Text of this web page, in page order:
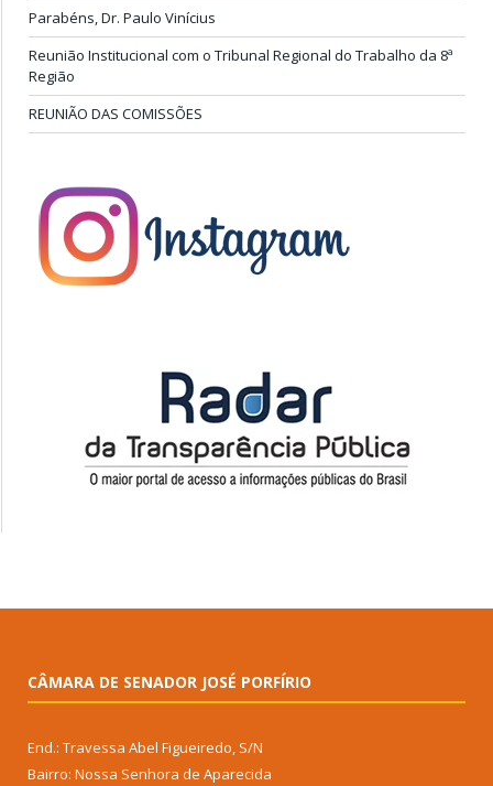
Parabéns, Dr. Paulo Vinícius
Reunião Institucional com o Tribunal Regional do Trabalho da 8ª
Região
REUNIÃO DAS COMISSÕES
CÂMARA DE SENADOR JOSÉ PORFÍRIO
End.: Travessa Abel Figueiredo, S/N
Bairro: Nossa Senhora de Aparecida